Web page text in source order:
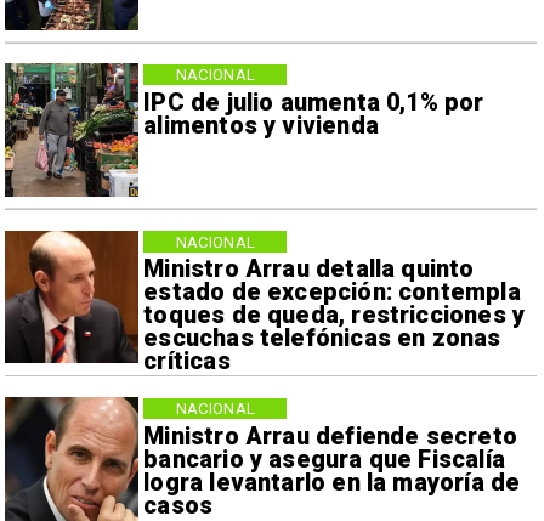
IPC de julio aumenta 0,1% por
alimentos y vivienda
NACIONAL
Ministro Arrau detalla quinto
estado de excepción: contempla
toques de queda, restricciones y
escuchas telefónicas en zonas
críticas
NACIONAL
Ministro Arrau defiende secreto
bancario y asegura que Fiscalía
logra levantarlo en la mayoría de
casos
NACIONAL